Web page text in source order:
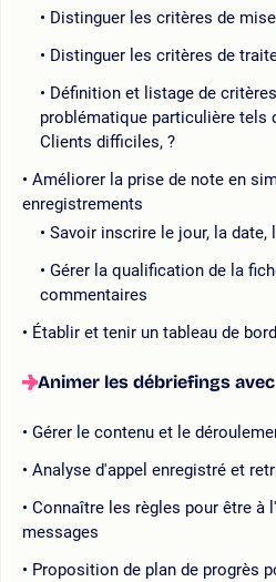
Distinguer les critères de
Distinguer les critères de
Définition et listage de
problématique particulière tels
Clients difficiles, ?
Améliorer la prise de note en
enregistrements
Savoir inscrire le jour, la date,
Gérer la qualification de la
commentaires
Établir et tenir un tableau de bord
Animer les débriefings
Gérer le contenu et le
Analyse d'appel enregistré et
Connaître les règles pour être à
messages
Proposition de plan de progrès